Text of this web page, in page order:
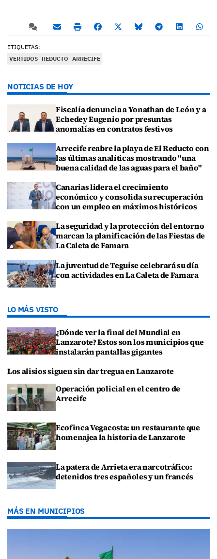
ETIQUETAS:
VERTIDOS REDUCTO ARRECIFE
NOTICIAS DE HOY
Fiscalía denuncia a Yonathan de León y a
Echedey Eugenio por presuntas
anomalías en contratos festivos
Arrecife reabre la playa de El Reducto con
las últimas analíticas mostrando "una
buena calidad de las aguas para el baño"
Canarias lidera el crecimiento
económico y consolida su recuperación
con un empleo en máximos históricos
La seguridad y la protección del entorno
marcan la planificación de las Fiestas de
La Caleta de Famara
La juventud de Teguise celebrará su día
con actividades en La Caleta de Famara
LO MÁS VISTO
¿Dónde ver la final del Mundial en
Lanzarote? Estos son los municipios que
instalarán pantallas gigantes
Los alisios siguen sin dar tregua en Lanzarote
Operación policial en el centro de
Arrecife
Ecofinca Vegacosta: un restaurante que
homenajea la historia de Lanzarote
La patera de Arrieta era narcotráfico:
detenidos tres españoles y un francés
MÁS EN MUNICIPIOS